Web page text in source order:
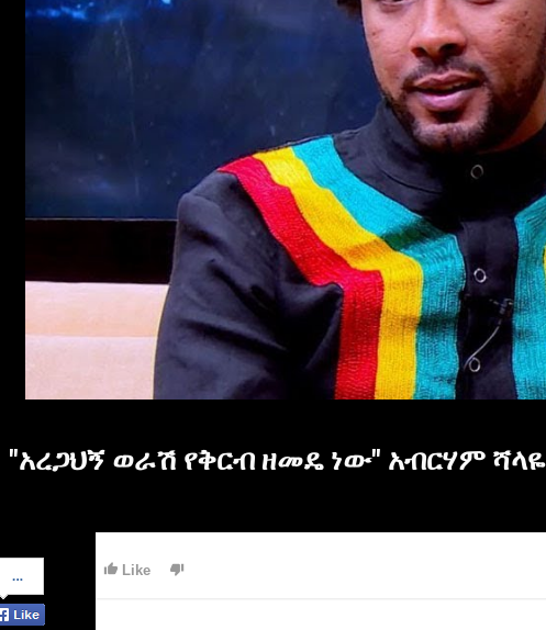
"አረጋህኝ ወራሽ የቅርብ ዘመዴ ነው" አብርሃም ሻላዬ
on
Facebook
Like